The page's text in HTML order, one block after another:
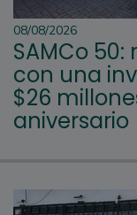
08/08/2026
SAMCo
con una
$26
aniversario